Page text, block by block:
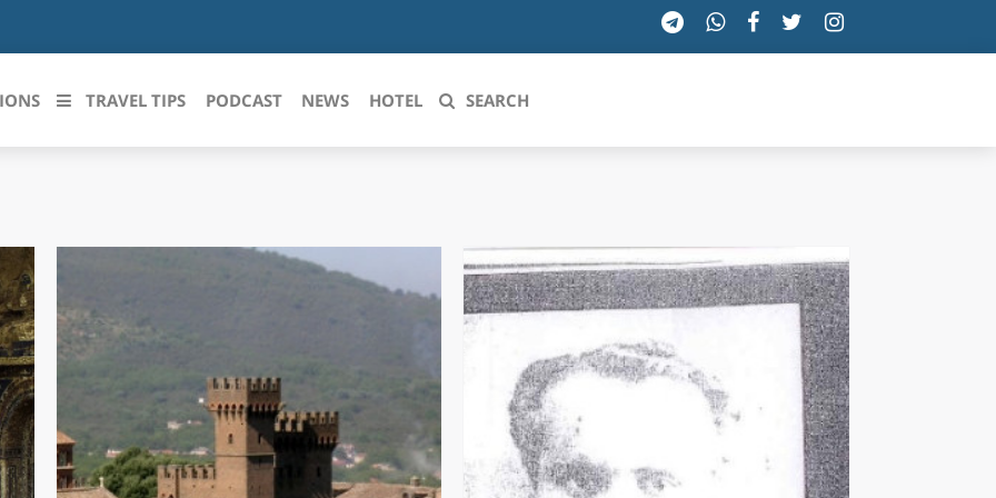
ROMAGNA
VENEZIA GIULIA
LOMBARDIA
MOLISE
PIEMONTE
TOSCANA
UMBRIA
VALLE D'AOSTA
VENETO
TRAVEL TIPS PODCAST NEWS HOTEL SEARCH